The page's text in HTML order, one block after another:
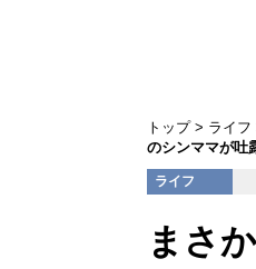
トップ ライフ
のシンママが吐
ライフ
まさ